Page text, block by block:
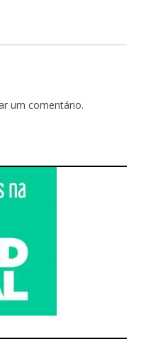
um comentário.